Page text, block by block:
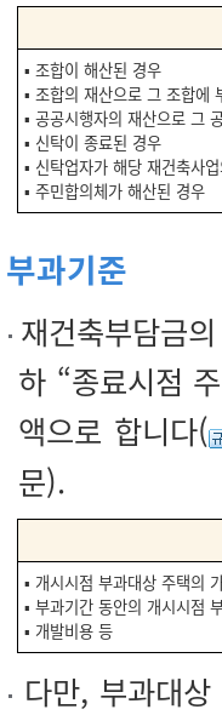
▪ 조합이 해산된 경우
▪ 조합의 재산으로 그 조합에
▪ 공공시행자의 재산으로 그
▪ 신탁이 종료된 경우
▪ 신탁업자가 해당 재건축사
▪ 주민합의체가 해산된 경우
부과기준
재건축부담금
하 “종료시점
액으로 합니다(
문).
▪ 개시시점 부과대상 주택의
▪ 부과기간 동안의 개시시점
▪ 개발비용 등
다만, 부과대